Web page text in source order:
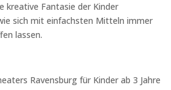
kreative Fantasie der Kinder
sich mit einfachsten Mitteln immer
lassen.
Ravensburg für Kinder ab 3 Jahre